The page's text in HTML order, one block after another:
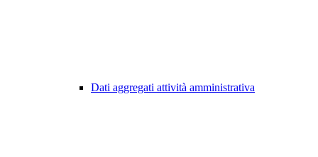
Dati aggregati attività amministrativa